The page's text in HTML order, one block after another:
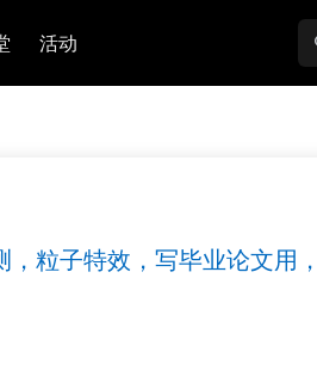
活动
粒子特效，写毕业论文用，